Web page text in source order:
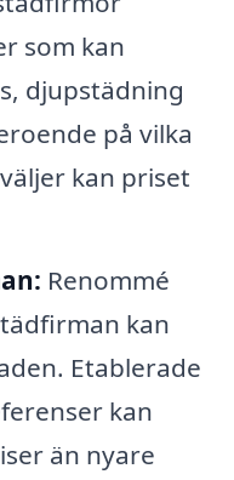
som kan
djupstädning
på vilka
kan priset
Renommé
kan
Etablerade
kan
än nyare